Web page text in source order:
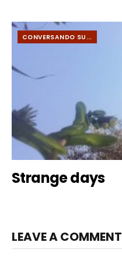
CONVERSANDO SU...
Strange days
LEAVE A COMMENT